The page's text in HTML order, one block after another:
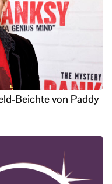
Beichte von Paddy